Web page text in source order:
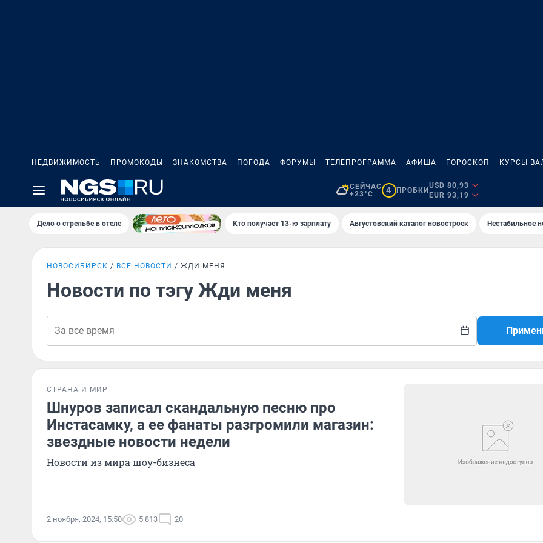
НЕДВИЖИМОСТЬ ПРОМОКОДЫ ЗНАКОМСТВА ПОГОДА ФОРУМЫ ТЕЛЕПРОГРАММА АФИША ГОРОСКОП КУРСЫ
СЕЙЧАС
+23°C
4 ПРОБКИ
USD 80,93
EUR 93,19
Дело о стрельбе в отеле Кто получает 13-ю зарплату Августовский каталог новостроек Нестабильное
НОВОСИБИРСК ВСЕ НОВОСТИ ЖДИ МЕНЯ
Новости по тэгу Жди меня
СТРАНА И МИР
Шнуров записал скандальную песню про
Инстасамку, а ее фанаты разгромили магазин:
звездные новости недели
Новости из мира шоу-бизнеса
2 ноября, 2024, 15:50 5 813 20